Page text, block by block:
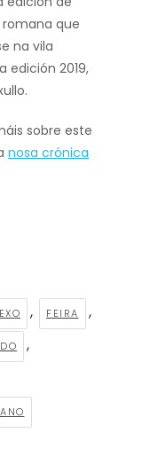
que
na vila
edición 2019,
sobre este
nosa crónica
, FEIRA ,
,